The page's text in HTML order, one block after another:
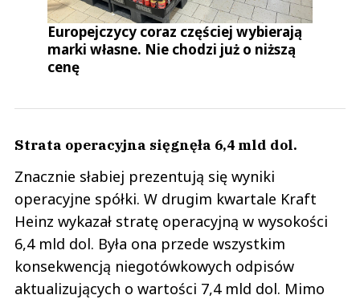
Europejczycy coraz częściej wybierają
marki własne. Nie chodzi już o niższą
cenę
Strata operacyjna sięgnęła 6,4 mld dol.
Znacznie słabiej prezentują się wyniki
operacyjne spółki. W drugim kwartale Kraft
Heinz wykazał stratę operacyjną w wysokości
6,4 mld dol. Była ona przede wszystkim
konsekwencją niegotówkowych odpisów
aktualizujących o wartości 7,4 mld dol. Mimo